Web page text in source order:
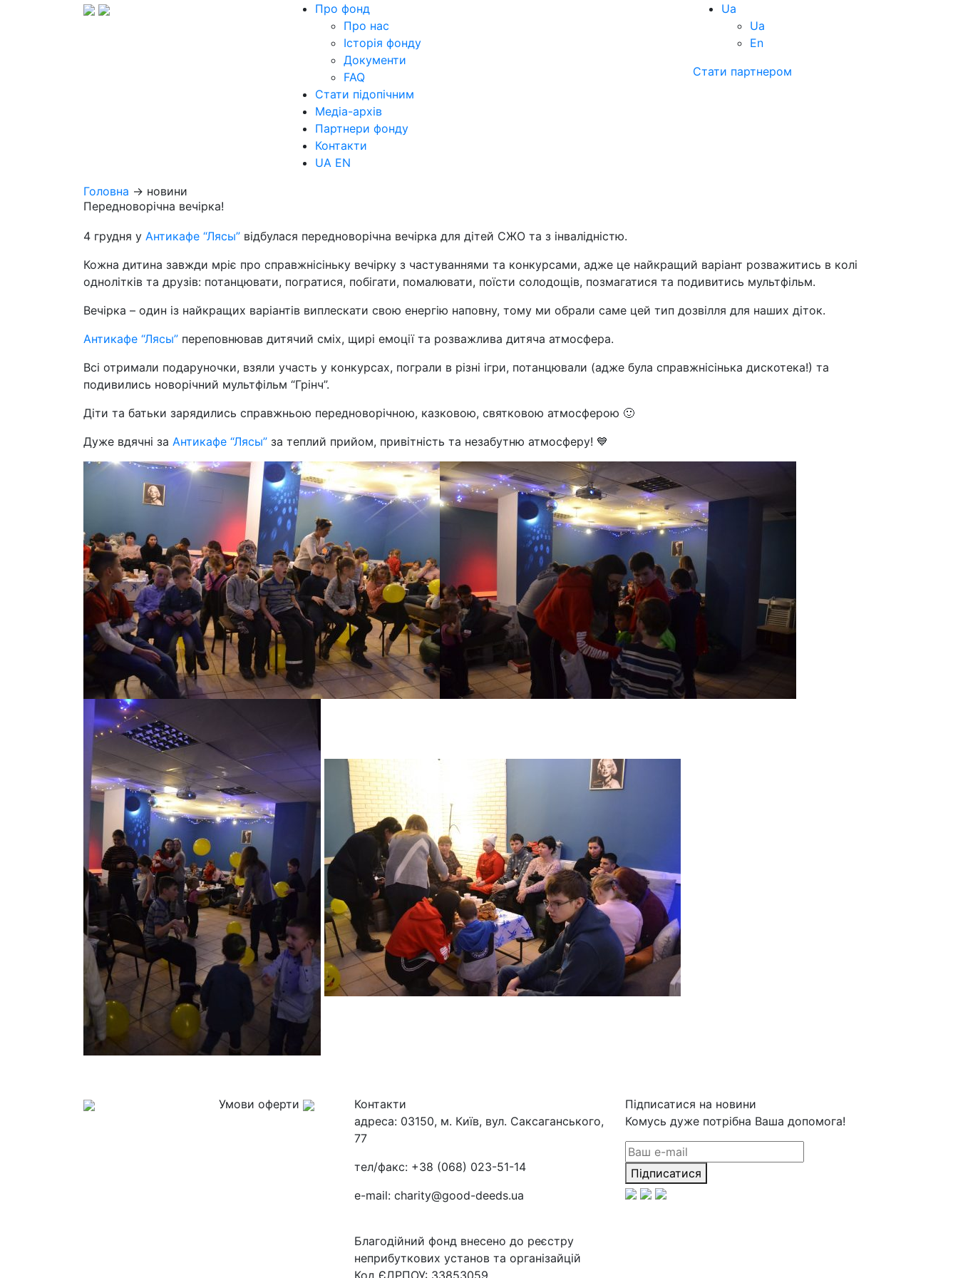
Про фонд
Про нас
Історія фонду
Документи
FAQ
Стати підопічним
Медіа-архів
Партнери фонду
Контакти
UA EN
Ua
Ua
En
Стати партнером
Головна → новини
Передноворічна вечірка!
4 грудня у Антикафе “Лясы” відбулася передноворічна вечірка для дітей СЖО та з інвалідністю.
Кожна дитина завжди мріє про справжнісіньку вечірку з частуваннями та конкурсами, адже це найкращий варіант розважитись в колі
однолітків та друзів: потанцювати, погратися, побігати, помалювати, поїсти солодощів, позмагатися та подивитись мультфільм.
Вечірка – один із найкращих варіантів виплескати свою енергію наповну, тому ми обрали саме цей тип дозвілля для наших діток.
Антикафе “Лясы” переповнював дитячий сміх, щирі емоції та розважлива дитяча атмосфера.
Всі отримали подаруночки, взяли участь у конкурсах, пограли в різні ігри, потанцювали (адже була справжнісінька дискотека!) та
подивились новорічний мультфільм “Грінч”.
Діти та батьки зарядились справжньою передноворічною, казковою, святковою атмосферою 🙂
Дуже вдячні за Антикафе “Лясы” за теплий прийом, привітність та незабутню атмосферу! 💙
Умови оферти
Контакти
адреса: 03150, м. Київ, вул. Саксаганського,
77
тел/факс: +38 (068) 023-51-14
e-mail: charity@good-deeds.ua
Благодійний фонд внесено до реєстру
неприбуткових установ та організайцій
Код ЄДРПОУ: 33853059
Підписатися на новини
Комусь дуже потрібна Ваша допомога!
Підписатися